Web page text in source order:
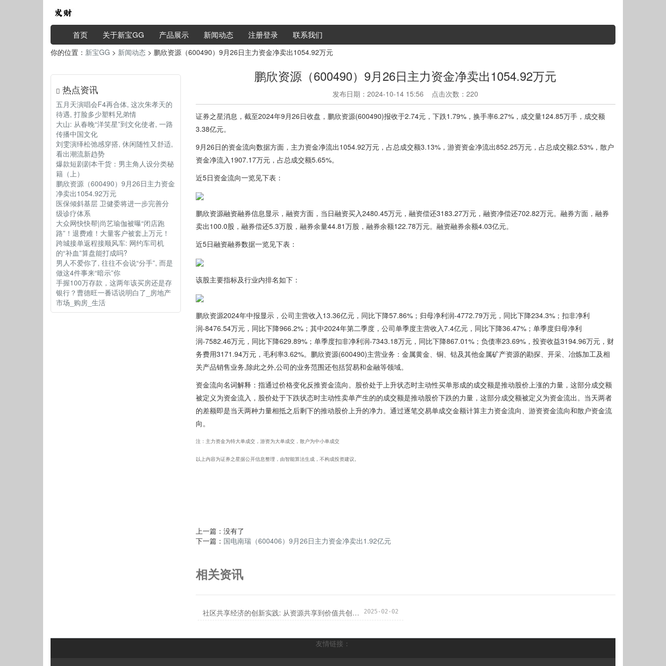
首页 关于新宝GG 产品展示 新闻动态 注册登录 联系我们
你的位置： 新宝GG > 新闻动态 > 鹏欣资源（600490）9月26日主力资金净卖出1054.92万元
热点资讯
五月天演唱会F4再合体, 这次朱孝天的
待遇, 打脸多少塑料兄弟情
大山: 从春晚“洋笑星”到文化使者, 一路
传播中国文化
刘雯演绎松弛感穿搭, 休闲随性又舒适,
看出潮流新趋势
爆款短剧剧本干货：男主角人设分类秘
籍（上）
鹏欣资源（600490）9月26日主力资金
净卖出1054.92万元
医保倾斜基层 卫健委将进一步完善分
级诊疗体系
大众网快快帮|尚艺瑜伽被曝“闭店跑
路”！退费难！大量客户被套上万元！
跨城接单返程接顺风车: 网约车司机
的“补血”算盘能打成吗?
男人不爱你了, 往往不会说“分手”, 而是
做这4件事来“暗示”你
手握100万存款，这两年该买房还是存
银行？曹德旺一番话说明白了_房地产
市场_购房_生活
鹏欣资源（600490）9月26日主力资金净卖出1054.92万元
发布日期：2024-10-14 15:56 点击次数：220
证券之星消息，截至2024年9月26日收盘，鹏欣资源(600490)报收于2.74元，下跌1.79%，换手率6.27%，成交量124.85万手，成交额
3.38亿元。
9月26日的资金流向数据方面，主力资金净流出1054.92万元，占总成交额3.13%，游资资金净流出852.25万元，占总成交额2.53%，散户
资金净流入1907.17万元，占总成交额5.65%。
近5日资金流向一览见下表：
鹏欣资源融资融券信息显示，融资方面，当日融资买入2480.45万元，融资偿还3183.27万元，融资净偿还702.82万元。融券方面，融券
卖出100.0股，融券偿还5.3万股，融券余量44.81万股，融券余额122.78万元。融资融券余额4.03亿元。
近5日融资融券数据一览见下表：
该股主要指标及行业内排名如下：
鹏欣资源2024年中报显示，公司主营收入13.36亿元，同比下降57.86%；归母净利润-4772.79万元，同比下降234.3%；扣非净利
润-8476.54万元，同比下降966.2%；其中2024年第二季度，公司单季度主营收入7.4亿元，同比下降36.47%；单季度归母净利
润-7582.46万元，同比下降629.89%；单季度扣非净利润-7343.18万元，同比下降867.01%；负债率23.69%，投资收益3194.96万元，财
务费用3171.94万元，毛利率3.62%。鹏欣资源(600490)主营业务：金属黄金、铜、钴及其他金属矿产资源的勘探、开采、冶炼加工及相
关产品销售业务,除此之外,公司的业务范围还包括贸易和金融等领域。
资金流向名词解释：指通过价格变化反推资金流向。股价处于上升状态时主动性买单形成的成交额是推动股价上涨的力量，这部分成交额
被定义为资金流入，股价处于下跌状态时主动性卖单产生的的成交额是推动股价下跌的力量，这部分成交额被定义为资金流出。当天两者
的差额即是当天两种力量相抵之后剩下的推动股价上升的净力。通过逐笔交易单成交金额计算主力资金流向、游资资金流向和散户资金流
向。
注：主力资金为特大单成交，游资为大单成交，散户为中小单成交
以上内容为证券之星据公开信息整理，由智能算法生成，不构成投资建议。
上一篇：没有了
下一篇： 国电南瑞（600406）9月26日主力资金净卖出1.92亿元
相关资讯
社区共享经济的创新实践: 从资源共享到价值共创的转变 2025-02-02
友情链接：